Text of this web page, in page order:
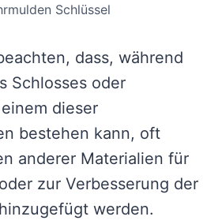
Schlüssel
dass, während
Schlosses oder
dieser
bestehen kann, oft
anderer Materialien für
zur Verbesserung der
werden.